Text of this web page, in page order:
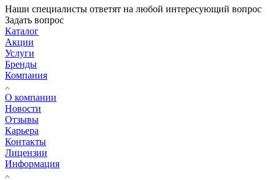
Наши специалисты ответят на любой интересующий вопрос
Задать вопрос
Каталог
Акции
Услуги
Бренды
Компания
О компании
Новости
Отзывы
Карьера
Контакты
Лицензии
Информация